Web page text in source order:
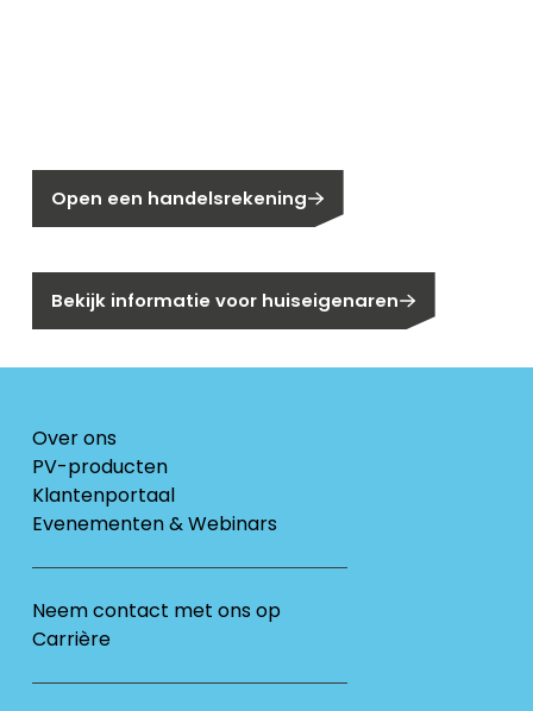
Open een handelsrekening
Bekijk informatie voor huiseigenaren
Over ons
PV-producten
Klantenportaal
Evenementen & Webinars
Neem contact met ons op
Carrière